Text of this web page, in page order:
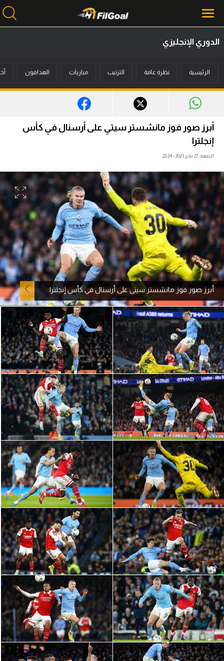
أخبار
ميركاتو
فانتازي في الجول
مسابقة التوقعات
فيديوهات
عدسات
آراء حرة
ركن الألعاب
بطولات
أمريكا 2026
الدوري المصري
الدوري الإنجليزي الممتاز
الدوري الإسباني
الدوري الإيطالي
الدوري الألماني
الدوري الفرنسي
الدوري السعودي للمحترفين
دوري أبطال أوروبا
دوري أبطال إفريقيا
كل البطولات
أقسام
الكرة المصرية
الدوري المصري
الكرة الأوروبية
الكرة الإفريقية
الدوري الإنجليزي
الرئيسية نظرة عامة الترتيب مباريات الهدافون
أبرز صور فوز مانشستر سيتي على أرسنال في كأس
إنجلترا
الجمعة، 27 يناير 2023 - 22:24
أبرز صور فوز مانشستر سيتي على أرسنال في كأس إنجلترا